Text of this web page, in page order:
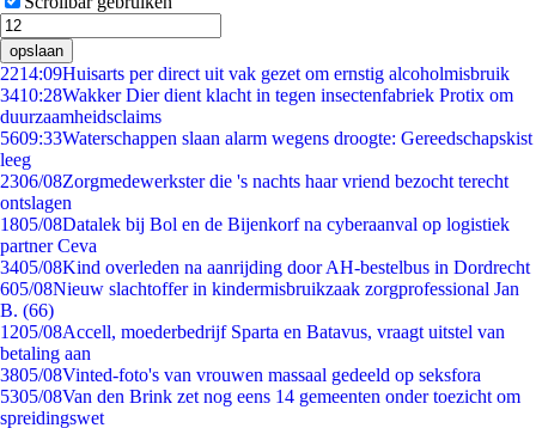
opslaan
2214:09Huisarts per direct uit vak gezet om ernstig alcoholmisbruik
3410:28Wakker Dier dient klacht in tegen insectenfabriek Protix om
duurzaamheidsclaims
5609:33Waterschappen slaan alarm wegens droogte: Gereedschapskist
leeg
2306/08Zorgmedewerkster die 's nachts haar vriend bezocht terecht
ontslagen
1805/08Datalek bij Bol en de Bijenkorf na cyberaanval op logistiek
partner Ceva
3405/08Kind overleden na aanrijding door AH-bestelbus in Dordrecht
605/08Nieuw slachtoffer in kindermisbruikzaak zorgprofessional Jan
B. (66)
1205/08Accell, moederbedrijf Sparta en Batavus, vraagt uitstel van
betaling aan
3805/08Vinted-foto's van vrouwen massaal gedeeld op seksfora
5305/08Van den Brink zet nog eens 14 gemeenten onder toezicht om
spreidingswet